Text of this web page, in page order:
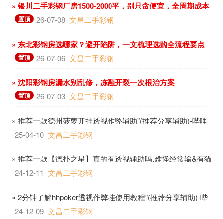
» 银川二手彩钢厂房1500-2000平，别只贪便宜，全周期成本
更关键
置顶 26-07-08 文昌二手彩钢
» 东北彩钢房选哪家？避开陷阱，一文梳理选购全流程要点
置顶 26-07-06 文昌二手彩钢
» 沈阳彩钢房漏水别乱修，冻融开裂一次根治方案
置顶 26-07-03 文昌二手彩钢
» 推荐一款德州菠萝开挂透视作弊辅助”(推荐分享辅助)-哔哩
25-04-10 文昌二手彩钢
» 推荐一款【德扑之星】真的有透视辅助吗,难怪经常输&有猫
24-12-11 文昌二手彩钢
» 2分钟了解hhpoker透视作弊挂使用教程”(推荐分享辅助)-哔
24-12-09 文昌二手彩钢